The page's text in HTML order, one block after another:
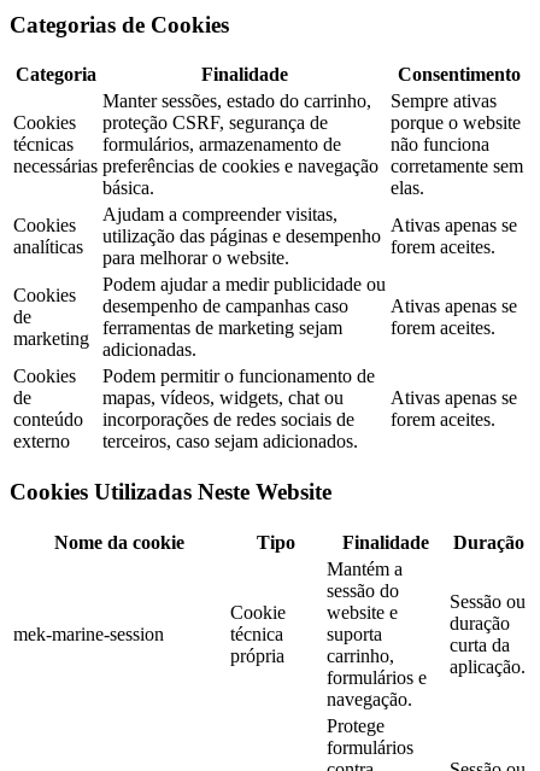
Categorias de Cookies
Categoria Finalidade Consentimento
Cookies
técnicas
necessárias
Manter sessões, estado do carrinho,
proteção CSRF, segurança de
formulários, armazenamento de
preferências de cookies e navegação
básica.
Sempre ativas
porque o website
não funciona
corretamente sem
elas.
Cookies
analíticas
Ajudam a compreender visitas,
utilização das páginas e desempenho
para melhorar o website.
Ativas apenas se
forem aceites.
Cookies
de
marketing
Podem ajudar a medir publicidade ou
desempenho de campanhas caso
ferramentas de marketing sejam
adicionadas.
Ativas apenas se
forem aceites.
Cookies
de
conteúdo
externo
Podem permitir o funcionamento de
mapas, vídeos, widgets, chat ou
incorporações de redes sociais de
terceiros, caso sejam adicionados.
Ativas apenas se
forem aceites.
Cookies Utilizadas Neste Website
Nome da cookie Tipo Finalidade Duração
mek-marine-session
Cookie
técnica
própria
Mantém a
sessão do
website e
suporta
carrinho,
formulários e
navegação.
Sessão ou
duração
curta da
aplicação.
Protege
formulários